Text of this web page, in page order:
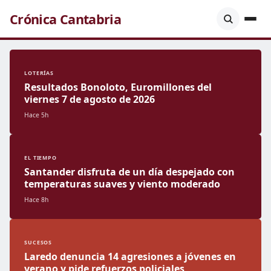
Crónica Cantabria
LOTERÍAS
Resultados Bonoloto, Euromillones del
viernes 7 de agosto de 2026
Hace 5h
EL TIEMPO
Santander disfruta de un día despejado con
temperaturas suaves y viento moderado
Hace 8h
SUCESOS
Laredo denuncia 14 agresiones a jóvenes en